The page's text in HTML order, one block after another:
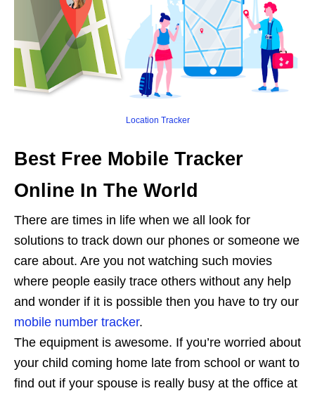
Location Tracker
Best Free Mobile Tracker
Online In The World
There are times in life when we all look for
solutions to track down our phones or someone we
care about. Are you not watching such movies
where people easily trace others without any help
and wonder if it is possible then you have to try our
mobile number tracker.
The equipment is awesome. If you’re worried about
your child coming home late from school or want to
find out if your spouse is really busy at the office at